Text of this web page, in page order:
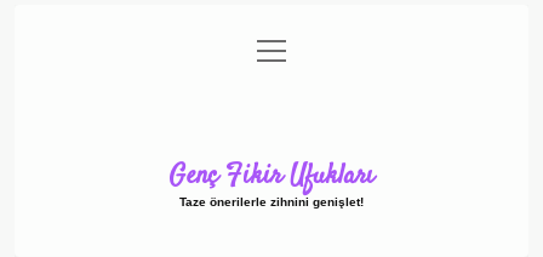
Gizlilik Politikası
menüyü
aç
Genç Fikir Ufukları
Taze önerilerle zihnini genişlet!